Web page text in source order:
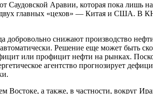
Саудовской Аравии, которая пока лишь
главных «цехов» — Китая и США. В
снижают производство
Решение еще может быть
или профицит нефти на рынках.
агентство прогнозирует
Востоке, а также, в частности, вокруг